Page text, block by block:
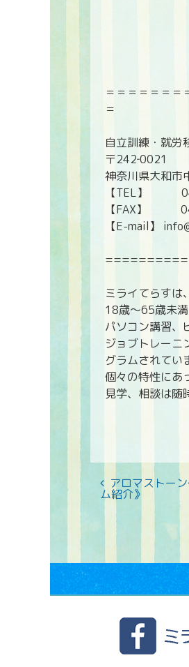
＝＝＝＝＝＝＝
＝
自立訓練・就
〒242‐0021
神奈川県大和市
【TEL】
【FAX】
【E-mail】
ミライてらすは
18歳〜65歳未満
パソコン講習、
ジョブトレーニ
グラムされてい
個々の特性にあ
見学、相談は随
アロマストー
ム紹介》